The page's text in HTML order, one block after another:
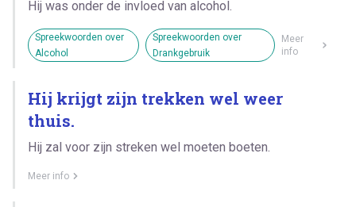
Hij was onder de invloed van alcohol.
Spreekwoorden over
Alcohol
Spreekwoorden over
Drankgebruik
Meer
info
Hij krijgt zijn trekken wel weer
thuis.
Hij zal voor zijn streken wel moeten boeten.
Meer info